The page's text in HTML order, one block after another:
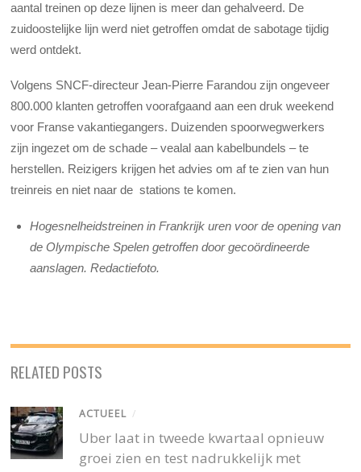
aantal treinen op deze lijnen is meer dan gehalveerd. De
zuidoostelijke lijn werd niet getroffen omdat de sabotage tijdig
werd ontdekt.
Volgens SNCF-directeur Jean-Pierre Farandou zijn ongeveer
800.000 klanten getroffen voorafgaand aan een druk weekend
voor Franse vakantiegangers. Duizenden spoorwegwerkers
zijn ingezet om de schade – vealal aan kabelbundels – te
herstellen. Reizigers krijgen het advies om af te zien van hun
treinreis en niet naar de stations te komen.
Hogesnelheidstreinen in Frankrijk uren voor de opening van
de Olympische Spelen getroffen door gecoördineerde
aanslagen. Redactiefoto.
RELATED POSTS
ACTUEEL /
Uber laat in tweede kwartaal opnieuw
groei zien en test nadrukkelijk met